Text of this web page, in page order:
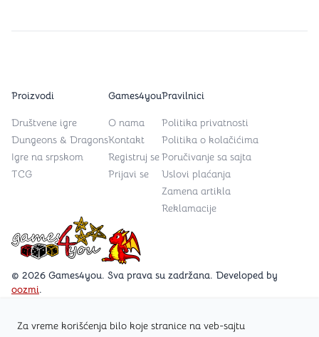
Za vreme korišćenja bilo koje stranice na veb-sajtu
Games4you logo
© 2026 Games4you. Sva prava su zadržana. Developed by
oozmi.
Proizvodi
Društvene igre
Dungeons & Dragons
Igre na srpskom
TCG
Games4you
O nama
Kontakt
Registruj se
Prijavi se
Pravilnici
Politika privatnosti
Politika o kolačićima
Poručivanje sa sajta
Uslovi plaćanja
Zamena artikla
Reklamacije